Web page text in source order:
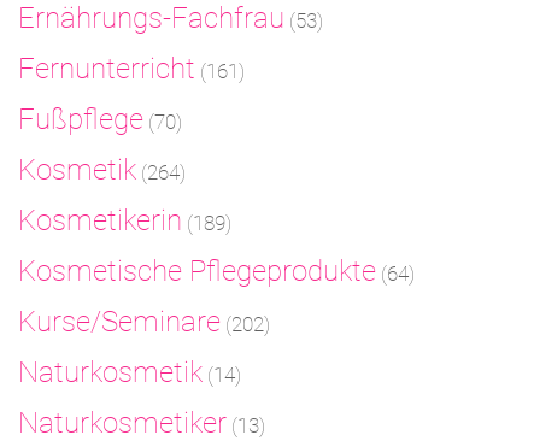
Ernährungs-Fachfrau (53)
Fernunterricht (161)
Fußpflege (70)
Kosmetik (264)
Kosmetikerin (189)
Kosmetische Pflegeprodukte (64)
Kurse/Seminare (202)
Naturkosmetik (14)
Naturkosmetiker (13)